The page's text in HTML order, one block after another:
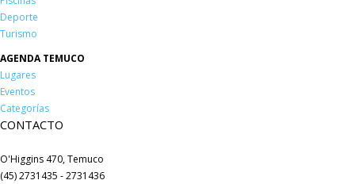
Deporte
Turismo
AGENDA TEMUCO
Lugares
Eventos
Categorías
CONTACTO
O'Higgins 470, Temuco
(45) 2731435 - 2731436